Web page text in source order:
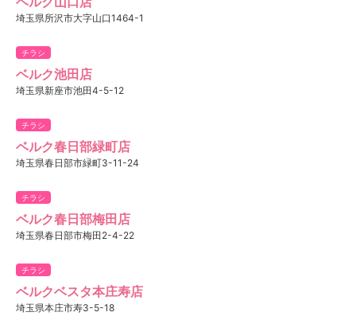
埼玉県所沢市大字山口1464-1
チラシ
ベルク池田店
埼玉県新座市池田4-5-12
チラシ
ベルク春日部緑町店
埼玉県春日部市緑町3-11-24
チラシ
ベルク春日部梅田店
埼玉県春日部市梅田2-4-22
チラシ
ベルクベスタ本庄寿店
埼玉県本庄市寿3-5-18